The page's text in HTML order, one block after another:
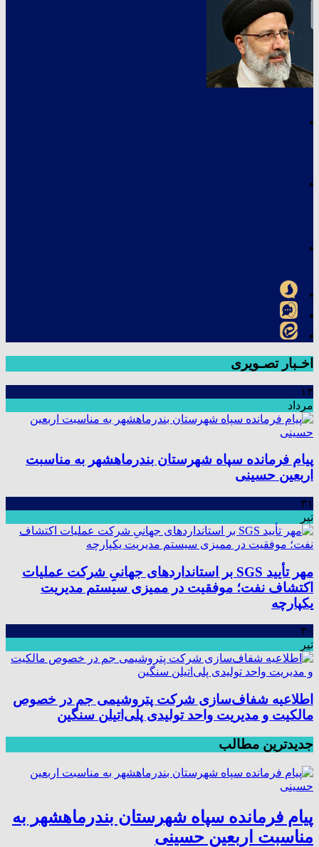
اخـبار تصـویری
۱۳
مرداد
پیام فرمانده سپاه شهرستان بندرماهشهر به مناسبت
اربعین حسینی
۳۱
تیر
مهر تأیید SGS بر استانداردهای جهانیِ شرکت عملیات
اکتشاف نفت؛ موفقیت در ممیزی سیستم مدیریت
یکپارچه
۳۰
تیر
اطلاعیه شفاف‌سازی شرکت پتروشیمی جم در خصوص
مالکیت و مدیریت واحد تولیدی پلی‌اتیلن سنگین
جدیدترین مطالب
پیام فرمانده سپاه شهرستان بندرماهشهر به
مناسبت اربعین حسینی